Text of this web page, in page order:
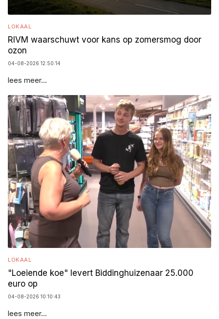
LOKAAL
RIVM waarschuwt voor kans op zomersmog door
ozon
04-08-2026 12:50:14
lees meer...
LOKAAL
"Loeiende koe" levert Biddinghuizenaar 25.000
euro op
04-08-2026 10:10:43
lees meer...